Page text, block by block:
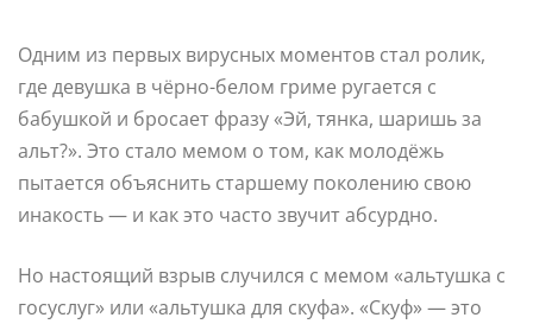
Одним из первых вирусных моментов стал ролик,
где девушка в чёрно-белом гриме ругается с
бабушкой и бросает фразу «Эй, тянка, шаришь за
альт?». Это стало мемом о том, как молодёжь
пытается объяснить старшему поколению свою
инакость — и как это часто звучит абсурдно.
Но настоящий взрыв случился с мемом «альтушка с
госуслуг» или «альтушка для скуфа». «Скуф» — это